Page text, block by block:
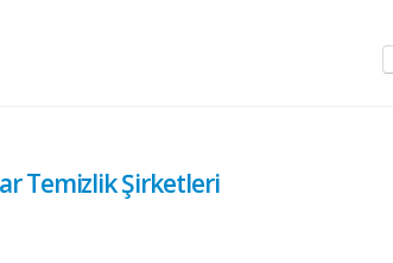
Temizlik Şirketleri